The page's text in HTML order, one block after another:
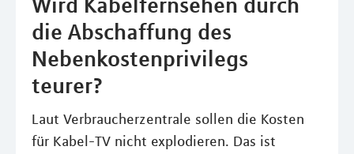
die Abschaffung des
Nebenkostenprivilegs
teurer?
Laut Verbraucherzentrale sollen die Kosten
für Kabel-TV nicht explodieren. Das ist